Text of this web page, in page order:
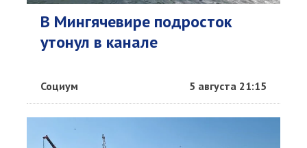
В Мингячевире подросток
утонул в канале
Социум 5 августа 21:15